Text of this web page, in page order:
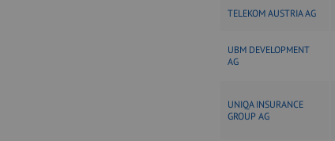
TELEKOM AUSTRIA AG
UBM DEVELOPMENT
AG
UNIQA INSURANCE
GROUP AG